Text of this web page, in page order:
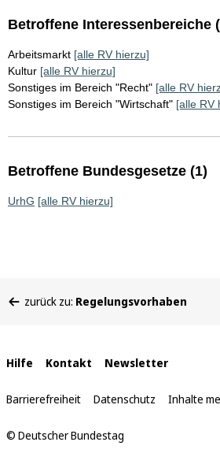
Betroffene Interessenbereiche
Arbeitsmarkt [alle RV hierzu]
Kultur [alle RV hierzu]
Sonstiges im Bereich "Recht" [alle RV
Sonstiges im Bereich "Wirtschaft" [alle RV
Betroffene Bundesgesetze (1)
UrhG [alle RV hierzu]
befinden
zurück zu: Regelungsvorhaben
Interne
Links
Hilfe Kontakt Newsletter
Barrierefreiheit Datenschutz Inhalte
© Deutscher Bundestag